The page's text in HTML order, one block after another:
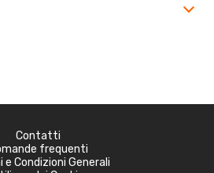
Contatti
frequenti
e Condizioni Generali